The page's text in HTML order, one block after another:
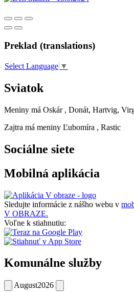
Preklad (translations)
Select Language ▼
Sviatok
Meniny má Oskár , Donát, Hartvig,
Zajtra má meniny Ľubomíra , Rastic
Sociálne siete
Mobilná aplikácia
Sledujte informácie z nášho webu v
V OBRAZE.
Voľne k stiahnutiu:
Komunálne služby
August2026